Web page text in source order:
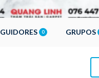
0 GRUPOS